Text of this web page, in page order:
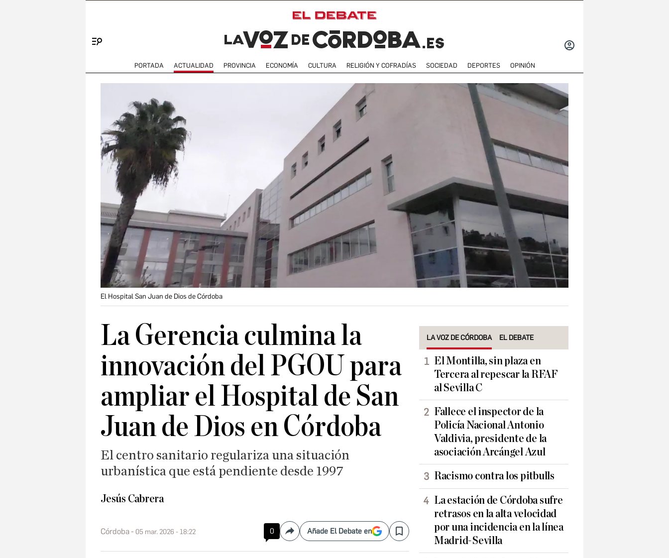
PORTADA ACTUALIDAD PROVINCIA ECONOMÍA CULTURA RELIGIÓN Y COFRADÍAS SOCIEDAD DEPORTES OPINIÓN
El Hospital San Juan de Dios de Córdoba
La Gerencia culmina la
innovación del PGOU para
ampliar el Hospital de San
Juan de Dios en Córdoba
El centro sanitario regulariza una situación
urbanística que está pendiente desde 1997
Jesús Cabrera
Córdoba 05 mar. 2026 - 18:22 0 CompartirAñade El Debate en Save
LA VOZ DE CÓRDOBA EL DEBATE
El Montilla, sin plaza en
Tercera al repescar la RFAF
al Sevilla C
Fallece el inspector de la
Policía Nacional Antonio
Valdivia, presidente de la
asociación Arcángel Azul
Racismo contra los pitbulls
La estación de Córdoba sufre
retrasos en la alta velocidad
por una incidencia en la línea
Madrid-Sevilla